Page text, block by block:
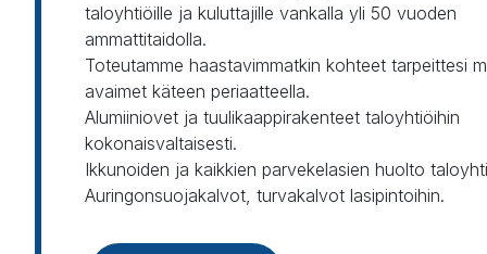
taloyhtiöille ja kuluttajille vankalla yli 50 vuoden
ammattitaidolla.
Toteutamme haastavimmatkin kohteet tarpeittesi
avaimet käteen periaatteella.
Alumiiniovet ja tuulikaappirakenteet taloyhtiöihin
kokonaisvaltaisesti.
Ikkunoiden ja kaikkien parvekelasien huolto
Auringonsuojakalvot, turvakalvot lasipintoihin.